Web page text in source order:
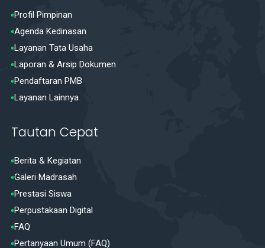
Profil Pimpinan
Agenda Kedinasan
Layanan Tata Usaha
Laporan & Arsip Dokumen
Pendaftaran PMB
Layanan Lainnya
Tautan Cepat
Berita & Kegiatan
Galeri Madrasah
Prestasi Siswa
Perpustakaan Digital
FAQ
Pertanyaan Umum (FAQ)